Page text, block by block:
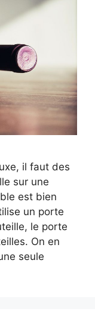
il faut des
sur une
est bien
un porte
le porte
On en
seule